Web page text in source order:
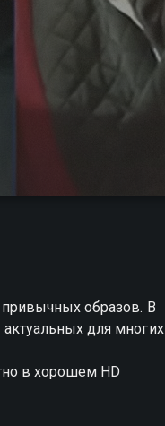
образов. В
для многих
в хорошем HD